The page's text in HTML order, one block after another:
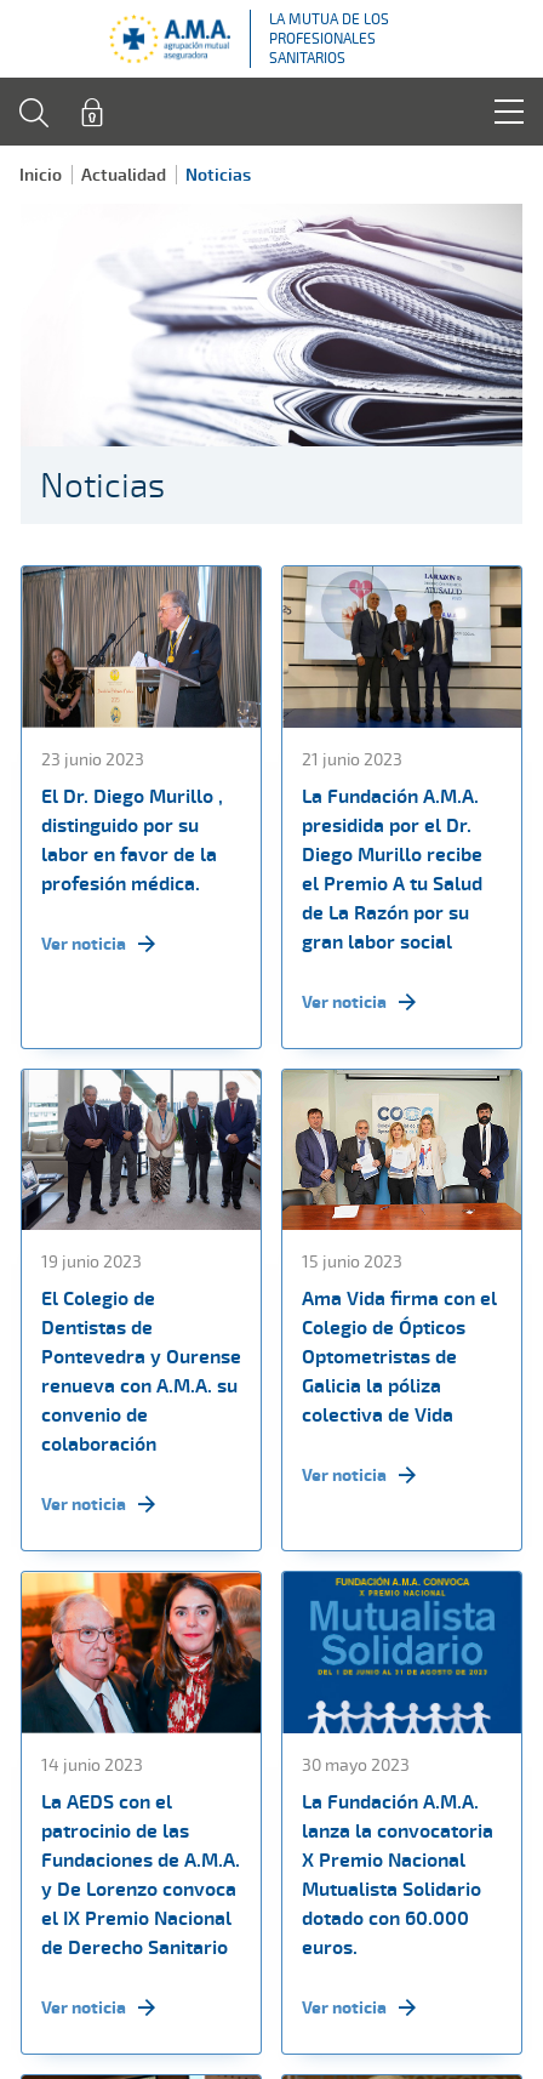
LA MUTUA DE LOS
PROFESIONALES
SANITARIOS
Inicio Actualidad Noticias
Noticias
23 junio 2023
El Dr. Diego Murillo ,
distinguido por su
labor en favor de la
profesión médica.
Ver noticia
21 junio 2023
La Fundación A.M.A.
presidida por el Dr.
Diego Murillo recibe
el Premio A tu Salud
de La Razón por su
gran labor social
Ver noticia
19 junio 2023
El Colegio de
Dentistas de
Pontevedra y Ourense
renueva con A.M.A. su
convenio de
colaboración
Ver noticia
15 junio 2023
Ama Vida firma con el
Colegio de Ópticos
Optometristas de
Galicia la póliza
colectiva de Vida
Ver noticia
14 junio 2023
La AEDS con el
patrocinio de las
Fundaciones de A.M.A.
y De Lorenzo convoca
el IX Premio Nacional
de Derecho Sanitario
Ver noticia
30 mayo 2023
La Fundación A.M.A.
lanza la convocatoria
X Premio Nacional
Mutualista Solidario
dotado con 60.000
euros.
Ver noticia